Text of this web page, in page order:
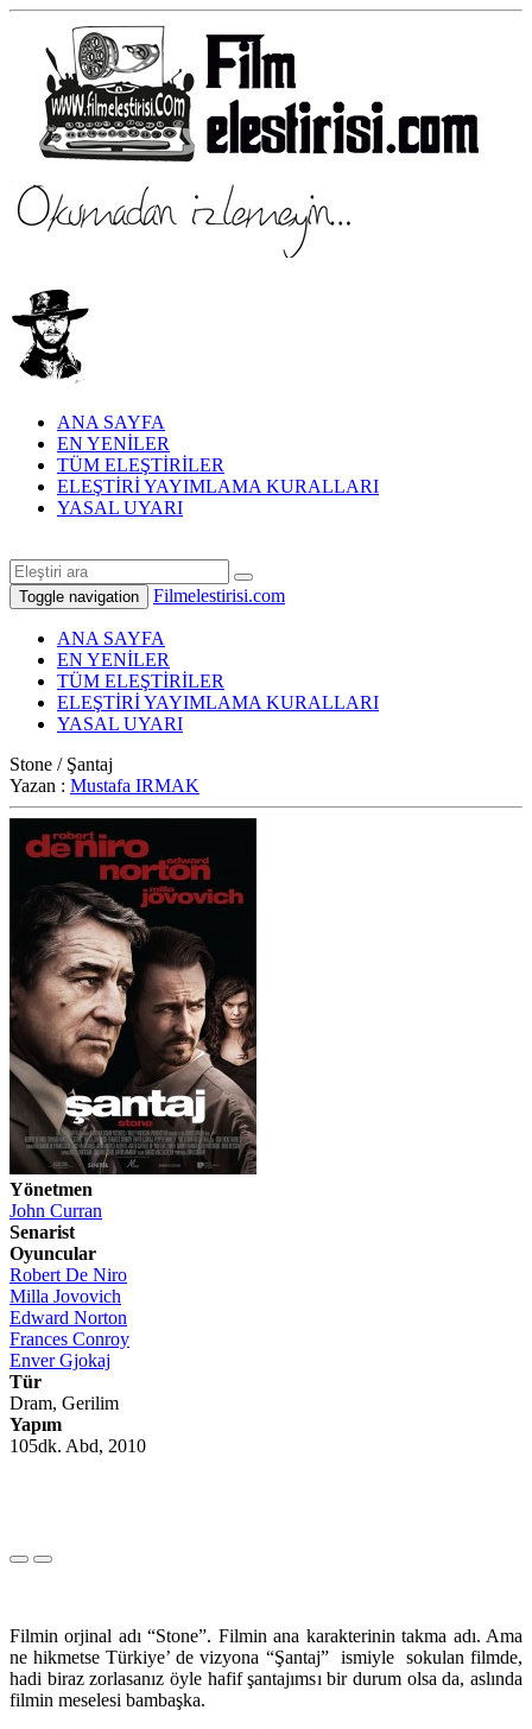
ANA SAYFA
EN YENİLER
TÜM ELEŞTİRİLER
ELEŞTİRİ YAYIMLAMA KURALLARI
YASAL UYARI
Toggle navigation Filmelestirisi.com
ANA SAYFA
EN YENİLER
TÜM ELEŞTİRİLER
ELEŞTİRİ YAYIMLAMA KURALLARI
YASAL UYARI
Stone / Şantaj
Yazan : Mustafa IRMAK
Yönetmen
John Curran
Senarist
Oyuncular
Robert De Niro
Milla Jovovich
Edward Norton
Frances Conroy
Enver Gjokaj
Tür
Dram, Gerilim
Yapım
105dk. Abd, 2010
Filmin orjinal adı “Stone”. Filmin ana karakterinin takma adı. Ama
ne hikmetse Türkiye’ de vizyona “Şantaj” ismiyle sokulan filmde,
hadi biraz zorlasanız öyle hafif şantajımsı bir durum olsa da, aslında
filmin meselesi bambaşka.